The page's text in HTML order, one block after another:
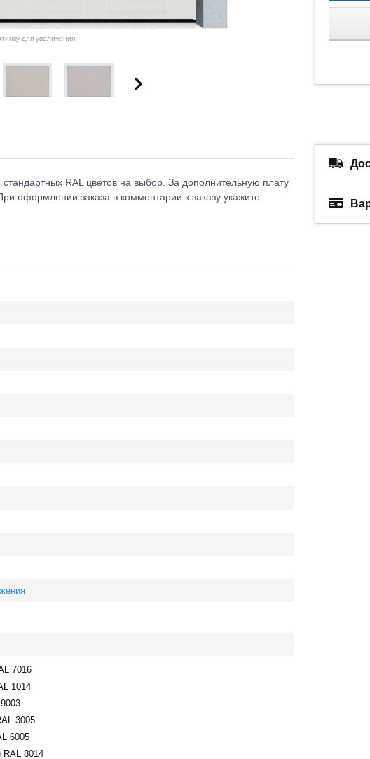
для увеличения
RAL цветов на выбор. За дополнительную плату
оформлении заказа в комментарии к заказу укажите
7016
1014
3005
6005
RAL 8014